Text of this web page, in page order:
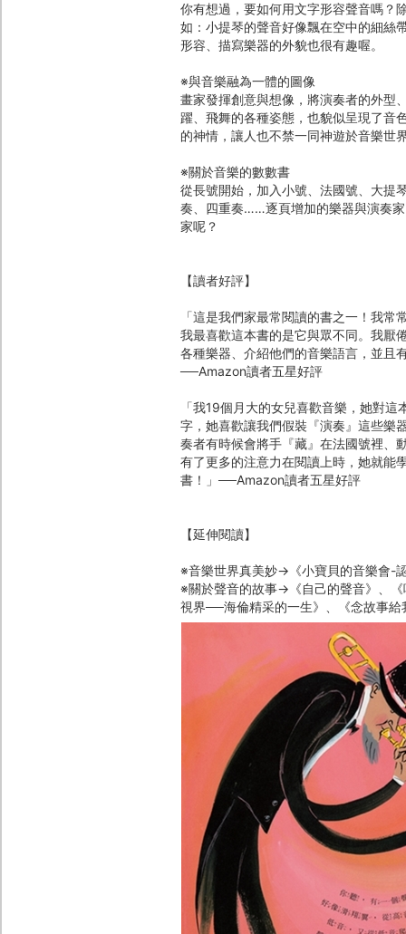
你有想過，要如何用文字形容聲音嗎？
如：小提琴的聲音好像飄在空中的細絲
形容、描寫樂器的外貌也很有趣喔。
※與音樂融為一體的圖像
畫家發揮創意與想像，將演奏者的外型
躍、飛舞的各種姿態，也貌似呈現了音
的神情，讓人也不禁一同神遊於音樂世
※關於音樂的數數書
從長號開始，加入小號、法國號、大提
奏、四重奏……逐頁增加的樂器與演奏
家呢？
【讀者好評】
「這是我們家最常閱讀的書之一！我
我最喜歡這本書的是它與眾不同。我厭
各種樂器、介紹他們的音樂語言，並且
──Amazon讀者五星好評
「我19個月大的女兒喜歡音樂，她對
字，她喜歡讓我們假裝『演奏』這些樂
奏者有時候會將手『藏』在法國號裡、
有了更多的注意力在閱讀上時，她就能
書！」──Amazon讀者五星好評
【延伸閱讀】
※音樂世界真美妙→《小寶貝的音樂會-
※關於聲音的故事→《自己的聲音》、
視界──海倫精采的一生》、《念故事給